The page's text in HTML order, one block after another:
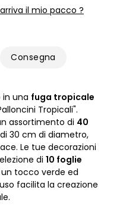
il mio pacco ?
Consegna
una fuga tropicale
Tropicali".
assortimento di 40
30 cm di diametro,
Le tue decorazioni
di 10 foglie
tocco verde ed
facilita la creazione